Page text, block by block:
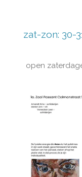
zat-zon: 30-
open